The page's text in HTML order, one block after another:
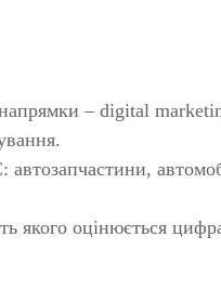
– digital
якого оцінюється